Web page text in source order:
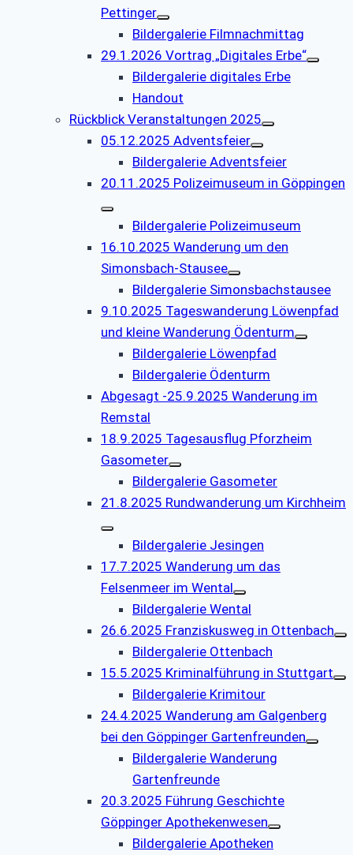
Pettinger
Bildergalerie Filmnachmittag
29.1.2026 Vortrag „Digitales Erbe“
Bildergalerie digitales Erbe
Handout
Rückblick Veranstaltungen 2025
05.12.2025 Adventsfeier
Bildergalerie Adventsfeier
20.11.2025 Polizeimuseum in Göppingen
Bildergalerie Polizeimuseum
16.10.2025 Wanderung um den
Simonsbach-Stausee
Bildergalerie Simonsbachstausee
9.10.2025 Tageswanderung Löwenpfad
und kleine Wanderung Ödenturm
Bildergalerie Löwenpfad
Bildergalerie Ödenturm
Abgesagt -25.9.2025 Wanderung im
Remstal
18.9.2025 Tagesausflug Pforzheim
Gasometer
Bildergalerie Gasometer
21.8.2025 Rundwanderung um Kirchheim
Bildergalerie Jesingen
17.7.2025 Wanderung um das
Felsenmeer im Wental
Bildergalerie Wental
26.6.2025 Franziskusweg in Ottenbach
Bildergalerie Ottenbach
15.5.2025 Kriminalführung in Stuttgart
Bildergalerie Krimitour
24.4.2025 Wanderung am Galgenberg
bei den Göppinger Gartenfreunden
Bildergalerie Wanderung
Gartenfreunde
20.3.2025 Führung Geschichte
Göppinger Apothekenwesen
Bildergalerie Apotheken